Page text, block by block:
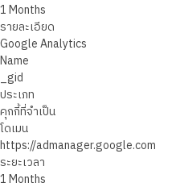
1 Months
รายละเอียด
Google Analytics
Name
_gid
ประเภท
คุกกี้ที่จำเป็น
โดเมน
https://admanager.google.com
ระยะเวลา
1 Months